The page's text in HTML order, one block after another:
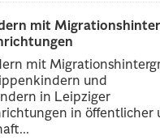
mit
mit
und
in Leipziger
in öffentlicher